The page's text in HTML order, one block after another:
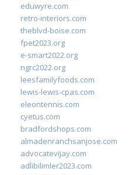
eduwyre.com
retro-interiors.com
theblvd-boise.com
fpet2023.org
e-smart2022.org
ngrc2022.org
leesfamilyfoods.com
lewis-lewis-cpas.com
eleontennis.com
cyetus.com
bradfordshops.com
almadenranchsanjose.com
advocatevijay.com
adlibilimler2023.com